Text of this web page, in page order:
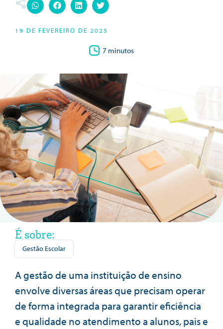
19 DE FEVEREIRO DE 2025
7 minutos
É sobre:
Gestão Escolar
A gestão de uma instituição de ensino
envolve diversas áreas que precisam operar
de forma integrada para garantir eficiência
e qualidade no atendimento a alunos, pais e